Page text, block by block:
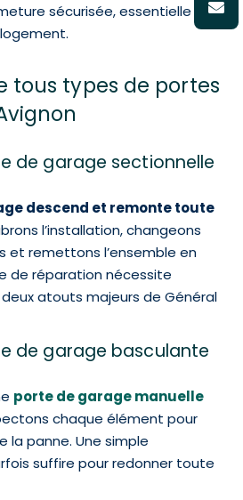
sécurisée, essentielle
tous types de portes
de garage sectionnelle
descend et remonte toute
l’installation, changeons
et remettons l’ensemble en
de réparation nécessite
atouts majeurs de Général
de garage basculante
porte de garage manuelle
chaque élément pour
la panne. Une simple
suffire pour redonner toute